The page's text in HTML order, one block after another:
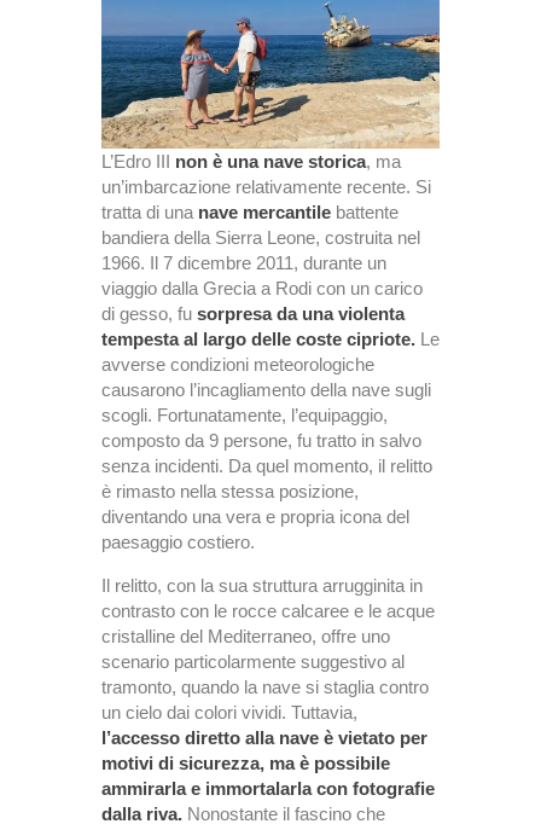
L’Edro III non è una nave storica, ma
un’imbarcazione relativamente recente. Si
tratta di una nave mercantile battente
bandiera della Sierra Leone, costruita nel
1966. Il 7 dicembre 2011, durante un
viaggio dalla Grecia a Rodi con un carico
di gesso, fu sorpresa da una violenta
tempesta al largo delle coste cipriote. Le
avverse condizioni meteorologiche
causarono l’incagliamento della nave sugli
scogli. Fortunatamente, l’equipaggio,
composto da 9 persone, fu tratto in salvo
senza incidenti. Da quel momento, il relitto
è rimasto nella stessa posizione,
diventando una vera e propria icona del
paesaggio costiero.
Il relitto, con la sua struttura arrugginita in
contrasto con le rocce calcaree e le acque
cristalline del Mediterraneo, offre uno
scenario particolarmente suggestivo al
tramonto, quando la nave si staglia contro
un cielo dai colori vividi. Tuttavia,
l’accesso diretto alla nave è vietato per
motivi di sicurezza, ma è possibile
ammirarla e immortalarla con fotografie
dalla riva. Nonostante il fascino che